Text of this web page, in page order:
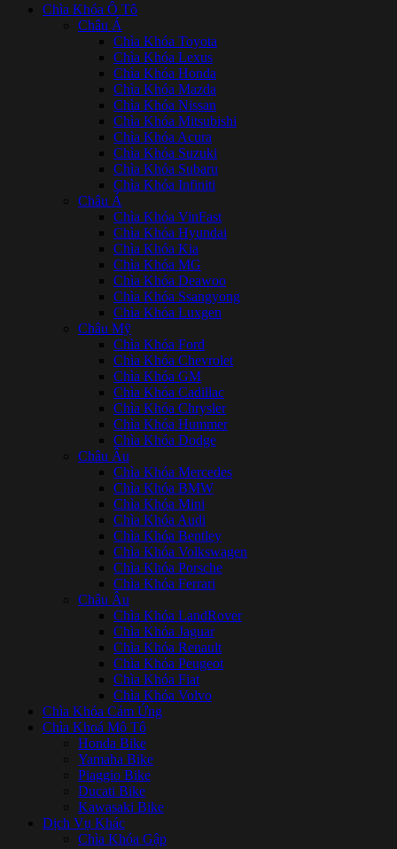
Chìa Khóa Ô Tô
Châu Á
Chìa Khóa Toyota
Chìa Khóa Lexus
Chìa Khóa Honda
Chìa Khóa Mazda
Chìa Khóa Nissan
Chìa Khóa Mitsubishi
Chìa Khóa Acura
Chìa Khóa Suzuki
Chìa Khóa Subaru
Chìa Khóa Infiniti
Châu Á
Chìa Khóa VinFast
Chìa Khóa Hyundai
Chìa Khóa Kia
Chìa Khóa MG
Chìa Khóa Deawoo
Chìa Khóa Ssangyong
Chìa Khóa Luxgen
Châu Mỹ
Chìa Khóa Ford
Chìa Khóa Chevrolet
Chìa Khóa GM
Chìa Khóa Cadillac
Chìa Khóa Chrysler
Chìa Khóa Hummer
Chìa Khóa Dodge
Châu Âu
Chìa Khóa Mercedes
Chìa Khóa BMW
Chìa Khóa Mini
Chìa Khóa Audi
Chìa Khóa Bentley
Chìa Khóa Volkswagen
Chìa Khóa Porsche
Chìa Khóa Ferrari
Châu Âu
Chìa Khóa LandRover
Chìa Khóa Jaguar
Chìa Khóa Renault
Chìa Khóa Peugeot
Chìa Khóa Fiat
Chìa Khóa Volvo
Chìa Khóa Cảm Ứng
Chìa Khoá Mô Tô
Honda Bike
Yamaha Bike
Piaggio Bike
Ducati Bike
Kawasaki Bike
Dịch Vụ Khác
Chìa Khóa Gập